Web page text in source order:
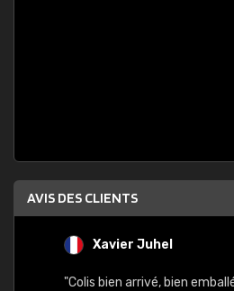
AVIS DES CLIENTS
Xavier Juhel
"Colis bien arrivé, bien